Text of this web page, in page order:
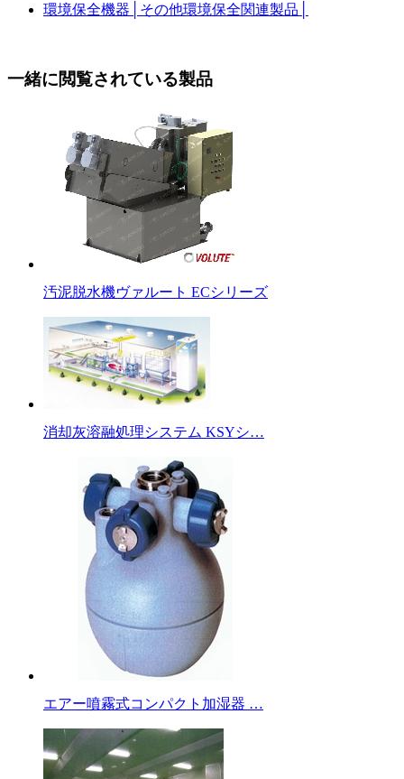
環境保全機器 その他環境保全関連製品
一緒に閲覧されている製品
汚泥脱水機ヴァルート ECシリーズ
消却灰溶融処理システム KSYシ…
エアー噴霧式コンパクト加湿器 …